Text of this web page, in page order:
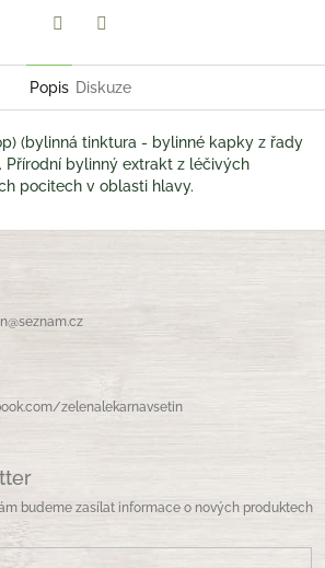
Popis Diskuze
(bylinná tinktura - bylinné kapky z řady
Přírodní bylinný extrakt z léčivých
pocitech v oblasti hlavy.
@seznam.cz
zelenalekarnavsetin
budeme zasílat informace o nových produktech